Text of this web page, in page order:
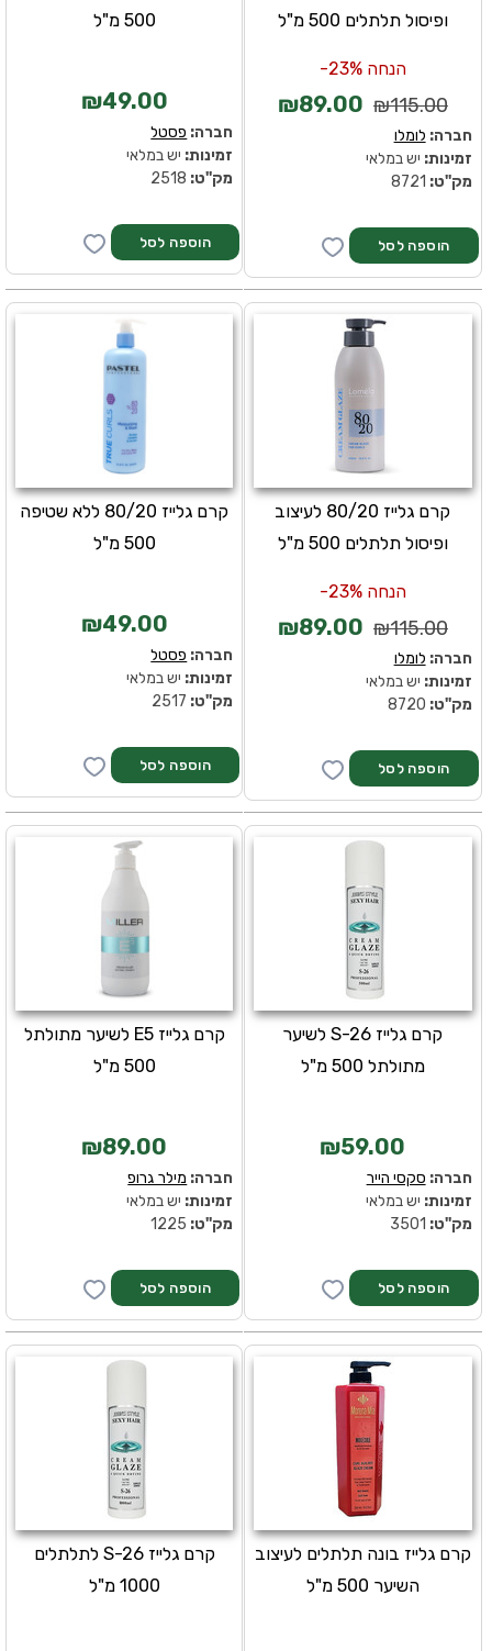
500 מ"ל
₪49.00
חברה: פסטל
זמינות: יש במלאי
מק''ט:
ופיסול תלתלים 500 מ"ל
הנחה 23%-
₪115.00
₪89.00
חברה: לומלו
זמינות: יש במלאי
מק''ט:
קרם גלייז 80/20 ללא שטיפה
500 מ"ל
₪49.00
חברה: פסטל
זמינות: יש במלאי
מק''ט:
קרם גלייז 80/20 לעיצוב
ופיסול תלתלים 500 מ"ל
הנחה 23%-
₪115.00
₪89.00
חברה: לומלו
זמינות: יש במלאי
מק''ט:
קרם גלייז E5 לשיער מתולתל
500 מ"ל
₪89.00
חברה: מילר גרופ
זמינות: יש במלאי
מק''ט:
קרם גלייז S-26 לשיער
מתולתל 500 מ"ל
₪59.00
חברה: סקסי הייר
זמינות: יש במלאי
מק''ט:
קרם גלייז S-26 לתלתלים
1000 מ"ל
קרם גלייז בונה תלתלים לעיצוב
השיער 500 מ"ל